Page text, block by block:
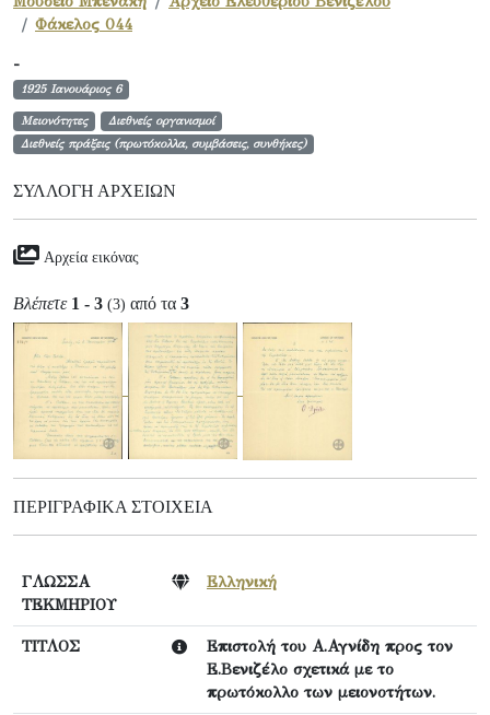
Φάκελος 044
-
1925 Ιανουάριος 6
Μειονότητες
Διεθνείς οργανισμοί
Διεθνείς πράξεις (πρωτόκολλα, συμβάσεις, συνθήκες)
ΣΥΛΛΟΓΉ ΑΡΧΕΊΩΝ
Αρχεία εικόνας
Βλέπετε 1 - 3 (3) από τα 3
ΠΕΡΙΓΡΑΦΙΚΆ ΣΤΟΙΧΕΊΑ
ΓΛΩΣΣΑ
ΤΕΚΜΗΡΙΟΥ
Ελληνική
ΤΙΤΛΟΣ
Επιστολή του Α.Αγνίδη προς τον
Ε.Βενιζέλο σχετικά με το
πρωτόκολλο των μειονοτήτων.